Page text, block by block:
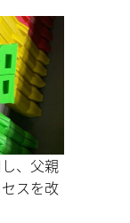
、父親
スを改